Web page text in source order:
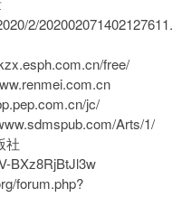
2/202002071402127611.
free/
jc/
Arts/1/
社
BXz8RjBtJl3w
forum.php?